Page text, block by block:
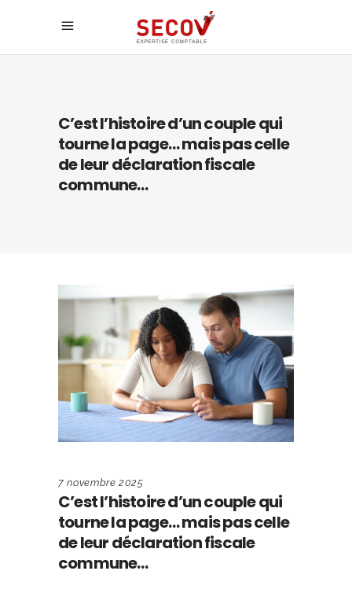
C’est l’histoire d’un couple qui
tourne la page… mais pas celle
de leur déclaration fiscale
commune…
7 novembre 2025
C’est l’histoire d’un couple qui
tourne la page… mais pas celle
de leur déclaration fiscale
commune…